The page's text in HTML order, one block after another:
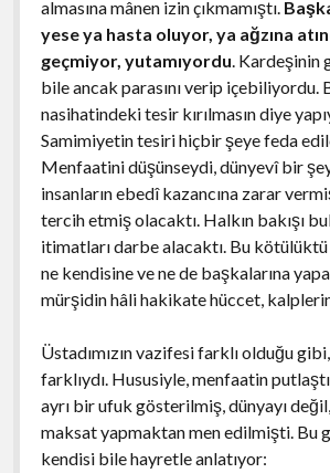
almasına mânen izin çıkmamıştı.
yese ya hasta oluyor, ya ağzına
geçmiyor, yutamıyordu .
bile ancak parasını verip içebiliyordu.
nasihatindeki tesir kırılmasın diye
Samimiyetin tesiri hiçbir şeye feda
Menfaatini düşünseydi, dünyevî bir şey
insanların ebedî kazancına zarar
tercih etmiş olacaktı. Halkın bakışı
itimatları darbe alacaktı. Bu
ne kendisine ve ne de başkalarına
mürşidin hâli hakikate hüccet,
Üstadımızın vazifesi farklı olduğu
farklıydı. Hususiyle, menfaatin
ayrı bir ufuk gösterilmiş, dünyayı
maksat yapmaktan men edilmişti. Bu
kendisi bile hayretle anlatıyor: